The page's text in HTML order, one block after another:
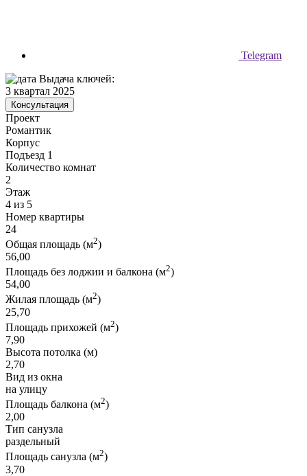
Telegram
Выдача ключей:
3 квартал 2025
Консультация
Проект
Романтик
Корпус
Подъезд 1
Количество комнат
2
Этаж
4 из 5
Номер квартиры
24
Общая площадь (м2)
56,00
Площадь без лоджии и балкона (м2)
54,00
Жилая площадь (м2)
25,70
Площадь прихожей (м2)
7,90
Высота потолка (м)
2,70
Вид из окна
на улицу
Площадь балкона (м2)
2,00
Тип санузла
раздельный
Площадь санузла (м2)
3,70